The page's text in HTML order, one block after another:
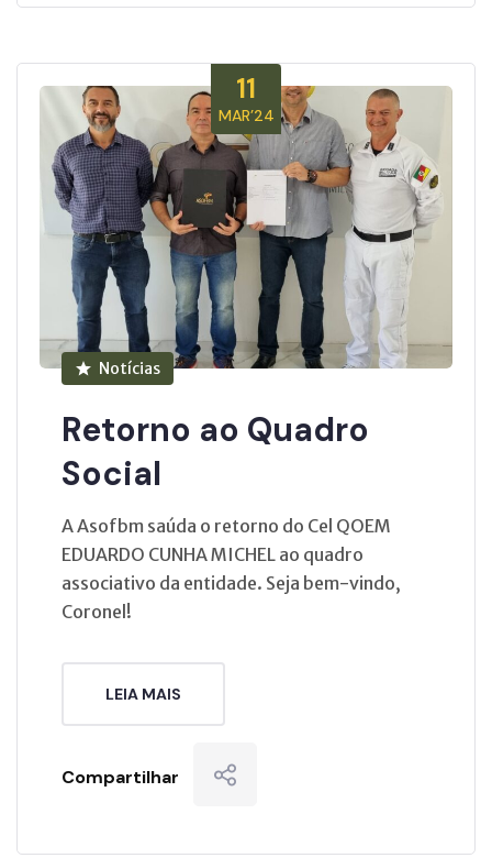
11
MAR’24
Notícias
Retorno ao Quadro
Social
A Asofbm saúda o retorno do Cel QOEM
EDUARDO CUNHA MICHEL ao quadro
associativo da entidade. Seja bem-vindo,
Coronel!
LEIA MAIS
Compartilhar